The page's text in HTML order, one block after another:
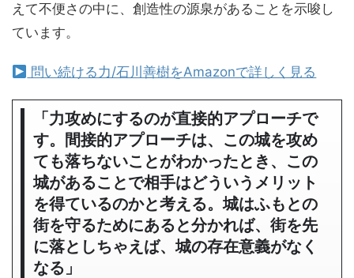
えて不便さの中に、創造性の源泉があることを示唆し
ています。
問い続ける力/石川善樹をAmazonで詳しく見る
「力攻めにするのが直接的アプローチで
す。間接的アプローチは、この城を攻め
ても落ちないことがわかったとき、この
城があることで相手はどういうメリット
を得ているのかと考える。城はふもとの
街を守るためにあると分かれば、街を先
に落としちゃえば、城の存在意義がなく
なる」